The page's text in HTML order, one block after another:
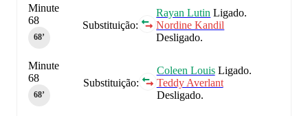
Substituição:
Rayan Lutin Ligado.
Nordine Kandil
Desligado.
Minute
68
68‎’‎
Substituição:
Coleen LouisLigado.
Teddy Averlant
Desligado.
Minute
68
68‎’‎